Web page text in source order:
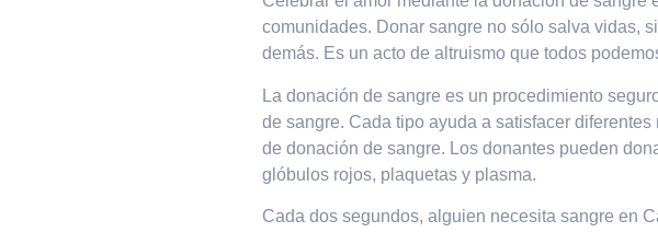
comunidades. Donar sangre no sólo salva vidas,
demás. Es un acto de altruismo que todos
La donación de sangre es un procedimiento
de sangre. Cada tipo ayuda a satisfacer
de donación de sangre. Los donantes pueden
glóbulos rojos, plaquetas y plasma.
Cada dos segundos, alguien necesita sangre en